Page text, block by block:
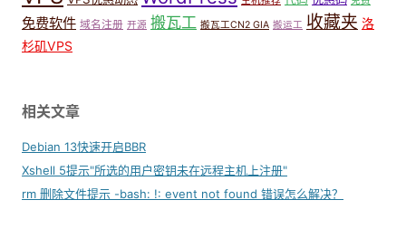
免费软件 域名注册 开源 搬瓦工 搬瓦工CN2 GIA 搬运工 收藏夹 洛
杉矶VPS
相关文章
Debian 13快速开启BBR
Xshell 5提示"所选的用户密钥未在远程主机上注册"
rm 删除文件提示 -bash: !: event not found 错误怎么解决？